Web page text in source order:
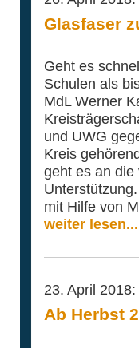
Glasfaser
Geht es
Schulen als
MdL Werner
und UWG
Kreis
geht es an die
mit Hilfe von
weiter lesen...
23. April 2018:
Ab Herbst